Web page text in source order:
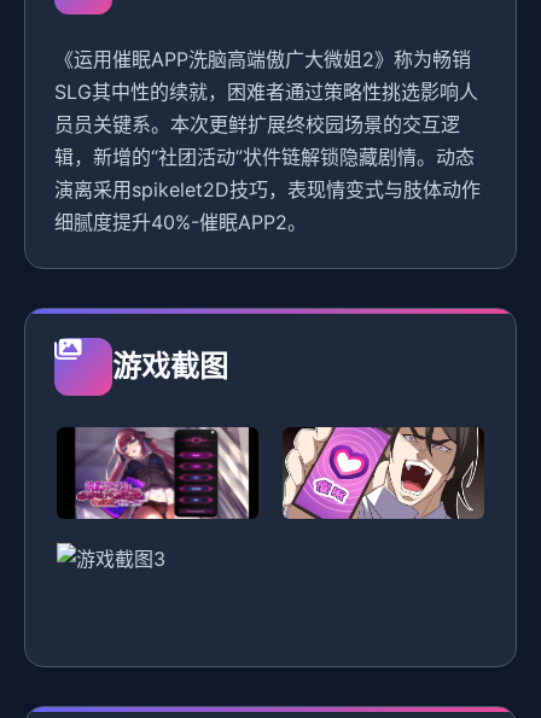
《运用催眠APP洗脑高端傲广大微姐2》称为畅销
SLG其中性的续就，困难者通过策略性挑选影响人
员员关键系。本次更鲜扩展终校园场景的交互逻
辑，新增的“社团活动”状件链解锁隐藏剧情。动态
演离采用spikelet2D技巧，表现情变式与肢体动作
细腻度提升40%-催眠APP2。
游戏截图